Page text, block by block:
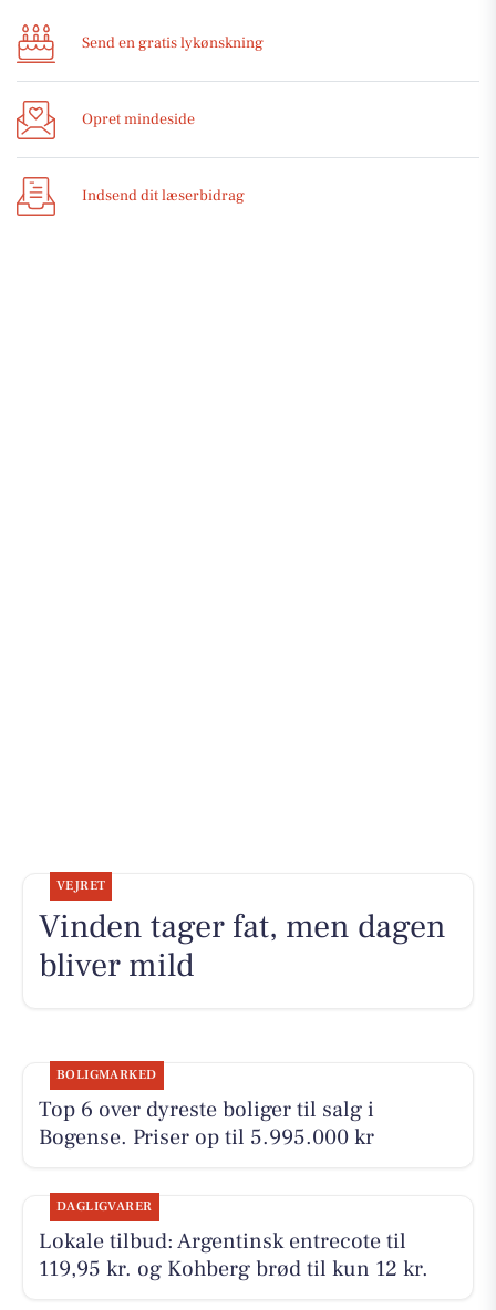
Send en gratis lykønskning
Opret mindeside
Indsend dit læserbidrag
VEJRET
Vinden tager fat, men dagen
bliver mild
BOLIGMARKED
Top 6 over dyreste boliger til salg i
Bogense. Priser op til 5.995.000 kr
DAGLIGVARER
Lokale tilbud: Argentinsk entrecote til
119,95 kr. og Kohberg brød til kun 12 kr.